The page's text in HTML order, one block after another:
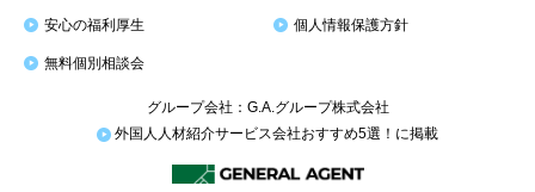
安心の福利厚生 個人情報保護方針
無料個別相談会
グループ会社：G.A.グループ株式会社
外国人人材紹介サービス会社おすすめ5選！に掲載